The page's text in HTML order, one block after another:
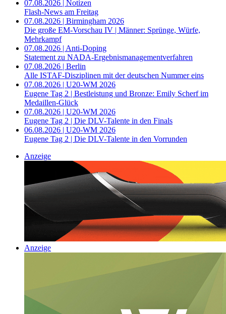
07.08.2026 | Notizen
Flash-News am Freitag
07.08.2026 | Birmingham 2026
Die große EM-Vorschau IV | Männer: Sprünge, Würfe,
Mehrkampf
07.08.2026 | Anti-Doping
Statement zu NADA-Ergebnismanagementverfahren
07.08.2026 | Berlin
Alle ISTAF-Disziplinen mit der deutschen Nummer eins
07.08.2026 | U20-WM 2026
Eugene Tag 2 | Bestleistung und Bronze: Emily Scherf im
Medaillen-Glück
07.08.2026 | U20-WM 2026
Eugene Tag 2 | Die DLV-Talente in den Finals
06.08.2026 | U20-WM 2026
Eugene Tag 2 | Die DLV-Talente in den Vorrunden
Anzeige
Anzeige